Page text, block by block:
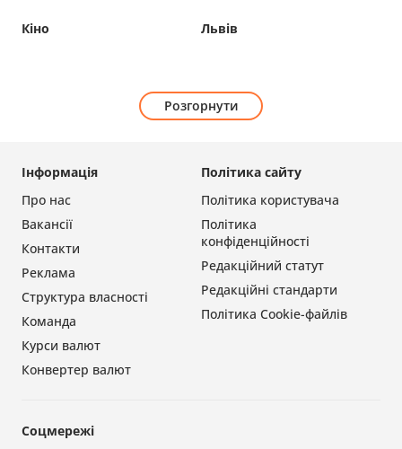
Кіно Львів
Розгорнути
Політика сайту
Політика користувача
Політика
конфіденційності
Редакційний статут
Редакційні стандарти
Політика Cookie-файлів
Інформація
Про нас
Вакансії
Контакти
Реклама
Структура власності
Команда
Курси валют
Конвертер валют
Соцмережі